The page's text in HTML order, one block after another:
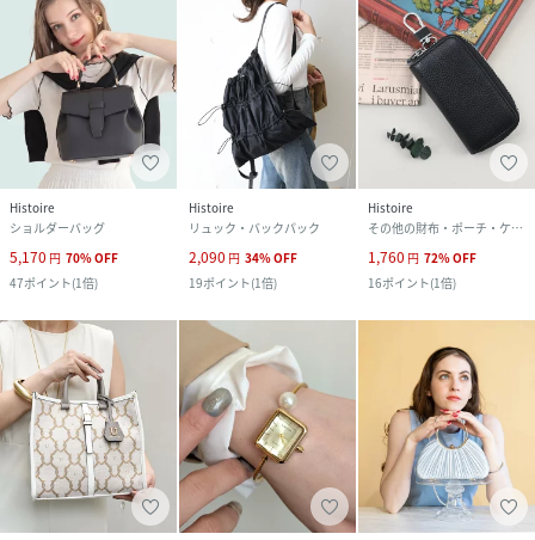
Histoire
ショルダーバッグ
5,170 円 70%OFF
47ポイント(1倍)
Histoire
リュック・バックパック
2,090 円 34%OFF
19ポイント(1倍)
Histoire
その他の財布・ポーチ・ケース
1,760 円 72%OFF
16ポイント(1倍)